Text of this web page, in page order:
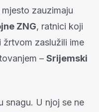
zauzimaju
ZNG, ratnici koji
žrtvom zaslužili ime
– Srijemski
snagu. U njoj se ne